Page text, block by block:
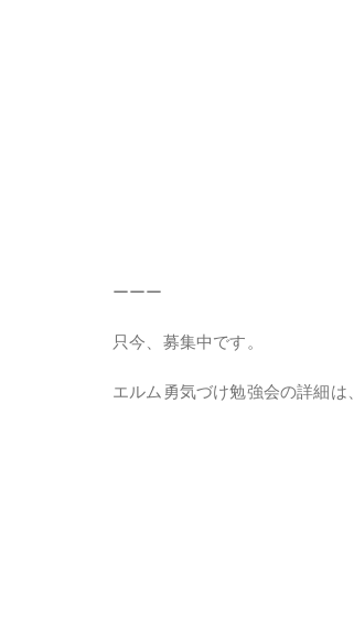
ーーー
只今、募集中です。
エルム勇気づけ勉強会の詳細は、